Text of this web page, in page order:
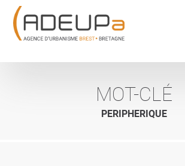
Aller
contenu
principal
MOT-CLÉ
PERIPHERIQUE
Panneau de gestion des cookies